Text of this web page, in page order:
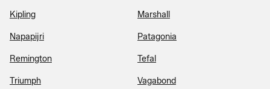
Kipling Marshall
Napapijri Patagonia
Remington Tefal
Triumph Vagabond